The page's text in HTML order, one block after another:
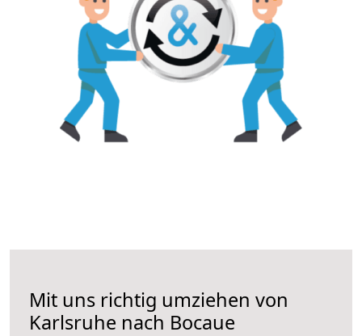
Mit uns richtig umziehen von
Karlsruhe nach Bocaue